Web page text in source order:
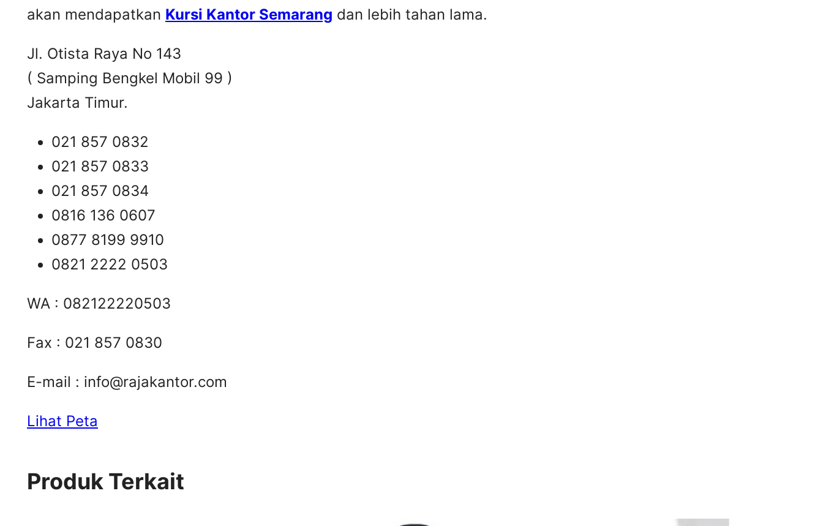
akan mendapatkan Kursi Kantor Semarang dan lebih tahan lama.
Jl. Otista Raya No 143
( Samping Bengkel Mobil 99 )
Jakarta Timur.
021 857 0832
021 857 0833
021 857 0834
0816 136 0607
0877 8199 9910
0821 2222 0503
WA : 082122220503
Fax : 021 857 0830
E-mail : info@rajakantor.com
Lihat Peta
Produk Terkait